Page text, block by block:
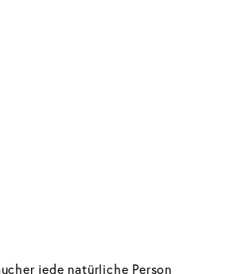
jede natürliche Person